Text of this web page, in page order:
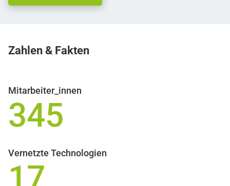
Zahlen & Fakten
Mitarbeiter_innen
345
Vernetzte Technologien
17